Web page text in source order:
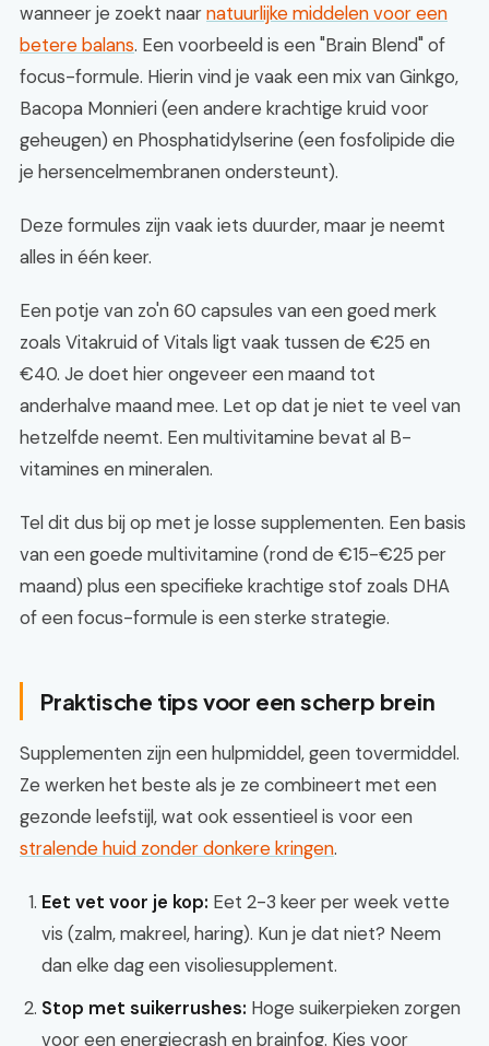
wanneer je zoekt naarnatuurlijke middelen voor een
betere balans. Een voorbeeld is een "Brain Blend" of
focus-formule. Hierin vind je vaak een mix van Ginkgo,
Bacopa Monnieri (een andere krachtige kruid voor
geheugen) en Phosphatidylserine (een fosfolipide die
je hersencelmembranen ondersteunt).
Deze formules zijn vaak iets duurder, maar je neemt
alles in één keer.
Een potje van zo'n 60 capsules van een goed merk
zoals Vitakruid of Vitals ligt vaak tussen de €25 en
€40. Je doet hier ongeveer een maand tot
anderhalve maand mee. Let op dat je niet te veel van
hetzelfde neemt. Een multivitamine bevat al B-
vitamines en mineralen.
Tel dit dus bij op met je losse supplementen. Een basis
van een goede multivitamine (rond de €15-€25 per
maand) plus een specifieke krachtige stof zoals DHA
of een focus-formule is een sterke strategie.
Praktische tips voor een scherp brein
Supplementen zijn een hulpmiddel, geen tovermiddel.
Ze werken het beste als je ze combineert met een
gezonde leefstijl, wat ook essentieel is voor een
stralende huid zonder donkere kringen.
Eet vet voor je kop: Eet 2-3 keer per week vette
vis (zalm, makreel, haring). Kun je dat niet? Neem
dan elke dag een visoliesupplement.
Stop met suikerrushes: Hoge suikerpieken zorgen
voor een energiecrash en brainfog. Kies voor